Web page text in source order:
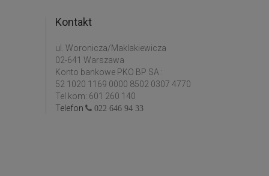
Kontakt
ul. Woronicza/Maklakiewicza
02-641 Warszawa
Konto bankowe PKO BP SA :
52 1020 1169 0000 8502 0307 4770
Tel kom: 601 260 140
Telefon
022 646 94 33